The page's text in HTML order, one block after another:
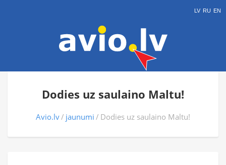
LV RU EN
Dodies uz saulaino Maltu!
Avio.lv jaunumi Dodies uz saulaino Maltu!